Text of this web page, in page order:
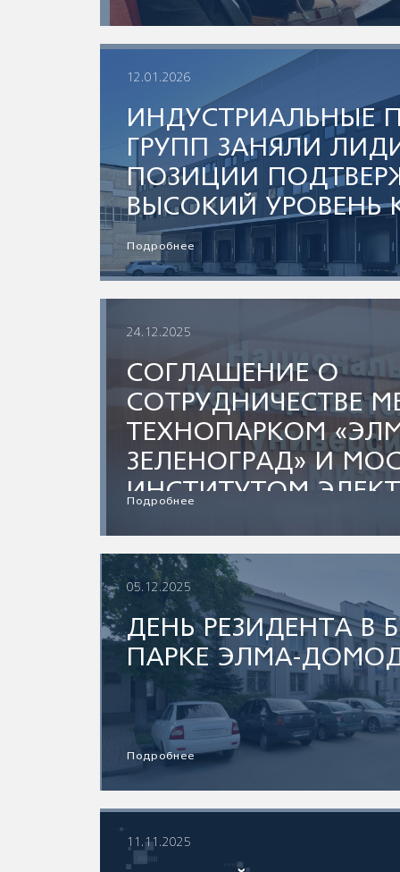
УЛУЧШЕНИЮ
ВСЕВОЛОЖСКОГО
12.01.2026
ИНДУСТРИАЛЬНЫЕ
ГРУПП ЗАНЯЛИ
ПОЗИЦИИ
ВЫСОКИЙ УРОВЕНЬ
Подробнее
24.12.2025
СОГЛАШЕНИЕ О
СОТРУДНИЧЕСТВЕ
ТЕХНОПАРКОМ
ЗЕЛЕНОГРАД» И
ИНСТИТУТОМ
Подробнее
05.12.2025
ДЕНЬ РЕЗИДЕНТА В
ПАРКЕ ЭЛМА-
Подробнее
11.11.2025